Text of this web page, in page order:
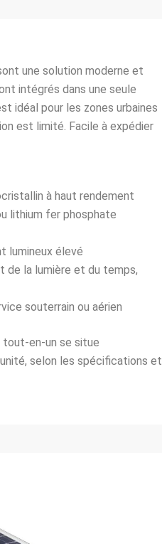
une solution moderne et
intégrés dans une seule
idéal pour les zones urbaines
est limité. Facile à expédier
à haut rendement
lithium fer phosphate
lumineux élevé
de la lumière et du temps,
souterrain ou aérien
tout-en-un se situe
selon les spécifications et